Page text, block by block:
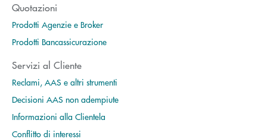
Quotazioni
Prodotti Agenzie e Broker
Prodotti Bancassicurazione
Servizi al Cliente
Reclami, AAS e altri strumenti
Decisioni AAS non adempiute
Informazioni alla Clientela
Conflitto di interessi